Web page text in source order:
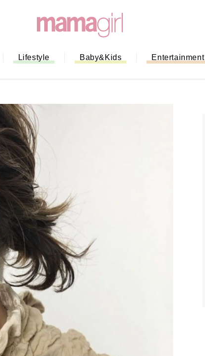
Lifestyle Baby&Kids Entertainment
「もう行列に並ばない！」ミスドのモ
バイルオーダー完全ガイド｜支払い方